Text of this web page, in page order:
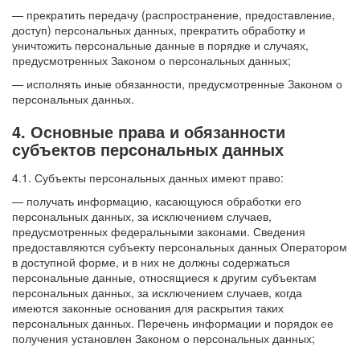
— прекратить передачу (распространение, предоставление,
доступ) персональных данных, прекратить обработку и
уничтожить персональные данные в порядке и случаях,
предусмотренных Законом о персональных данных;
— исполнять иные обязанности, предусмотренные Законом о
персональных данных.
4. Основные права и обязанности
субъектов персональных данных
4.1. Субъекты персональных данных имеют право:
— получать информацию, касающуюся обработки его
персональных данных, за исключением случаев,
предусмотренных федеральными законами. Сведения
предоставляются субъекту персональных данных Оператором
в доступной форме, и в них не должны содержаться
персональные данные, относящиеся к другим субъектам
персональных данных, за исключением случаев, когда
имеются законные основания для раскрытия таких
персональных данных. Перечень информации и порядок ее
получения установлен Законом о персональных данных;